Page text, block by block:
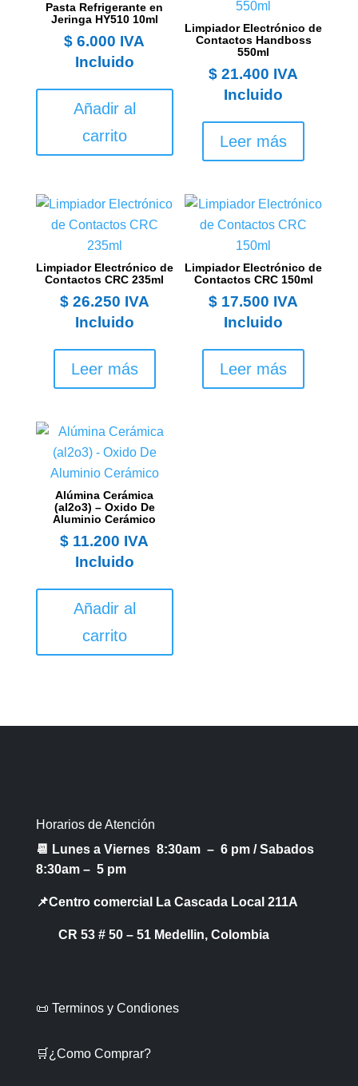
Pasta Refrigerante en
Jeringa HY510 10ml
$ 6.000 IVA
Incluido
Añadir al
carrito
Limpiador Electrónico de
Contactos Handboss
550ml
$ 21.400 IVA
Incluido
Leer más
Limpiador Electrónico de
Contactos CRC 235ml
$26.250 IVA
Incluido
Leer más
Limpiador Electrónico de
Contactos CRC 150ml
$ 17.500 IVA
Incluido
Leer más
Alúmina Cerámica
(al2o3) – Oxido De
Aluminio Cerámico
$ 11.200 IVA
Incluido
Añadir al
carrito
Horarios de Atención
📆 Lunes a Viernes 8:30am – 6 pm /Sabados
8:30am – 5 pm
📌Centro comercial La Cascada Local 211A
CR 53 # 50 – 51 Medellin, Colombia
📜 Terminos y Condiones
🛒¿Como Comprar?